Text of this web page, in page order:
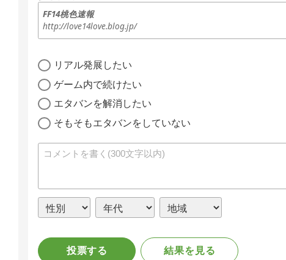
FF14桃色速報
http://love14love.blog.jp/
リアル発展したい
ゲーム内で続けたい
エタバンを解消したい
そもそもエタバンをしていない
投票する 結果を見る